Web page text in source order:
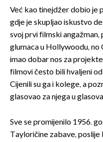
Već kao tinejdžer dobio je
gdje je skupljao iskustvo
svoj prvi filmski angažman,
glumaca u Hollywoodu, no
imao dobar nos za
filmovi često bili hvaljeni
Cijenili su ga i kolege, a
glasovao za njega u
Sve se promijenilo 1956.
Tayloričine zabave, poslije